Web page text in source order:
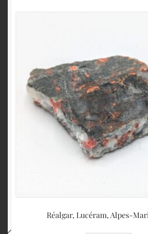
Réalgar, Lucéram, Alpes-